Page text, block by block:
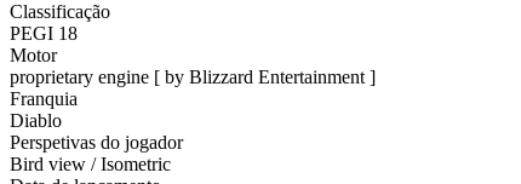
Classificação
PEGI 18
Motor
proprietary engine [ by Blizzard Entertainment ]
Franquia
Diablo
Perspetivas do jogador
Bird view / Isometric